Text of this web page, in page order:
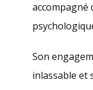
accompagné
Son
inlassable et